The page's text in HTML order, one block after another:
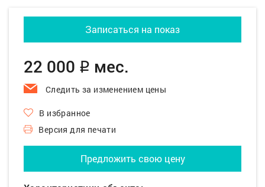
Записаться на показ
22 000 q мес.
Следить за изменением цены
В избранное
Версия для печати
Предложить свою цену